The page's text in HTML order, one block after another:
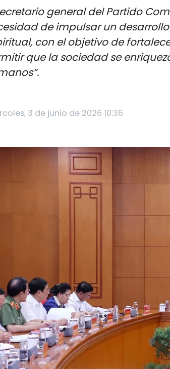
general del Partido
de impulsar un
con el objetivo de
que la sociedad se
3 de junio de 2026 10:36